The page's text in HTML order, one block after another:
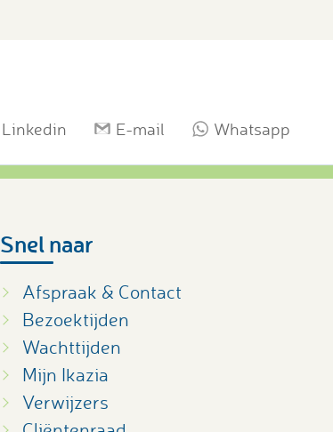
Linkedin E-mail Whatsapp
Snel naar
Afspraak & Contact
Bezoektijden
Wachttijden
Mijn Ikazia
Verwijzers